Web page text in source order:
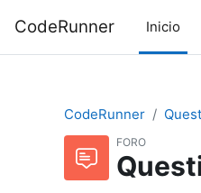
CodeRunner Inicio
CodeRunner
FORO